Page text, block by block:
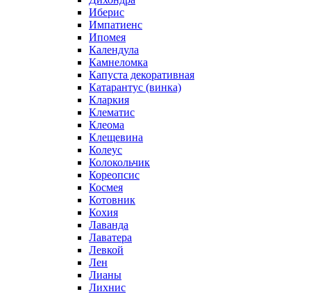
Иберис
Импатиенс
Ипомея
Календула
Камнеломка
Капуста декоративная
Катарантус (винка)
Кларкия
Клематис
Клеома
Клещевина
Колеус
Колокольчик
Кореопсис
Космея
Котовник
Кохия
Лаванда
Лаватера
Левкой
Лен
Лианы
Лихнис